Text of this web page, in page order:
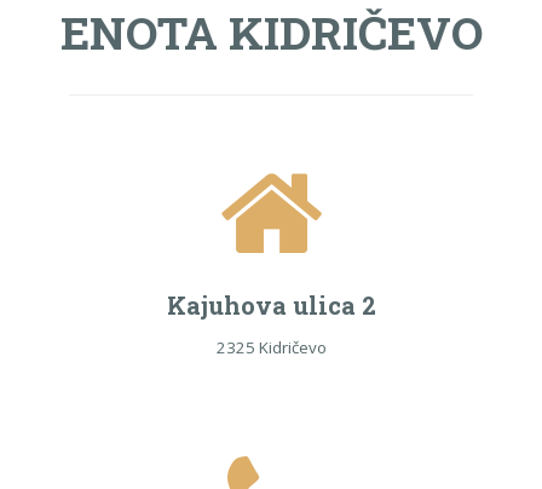
ENOTA KIDRIČEVO
Kajuhova ulica 2
2325 Kidričevo